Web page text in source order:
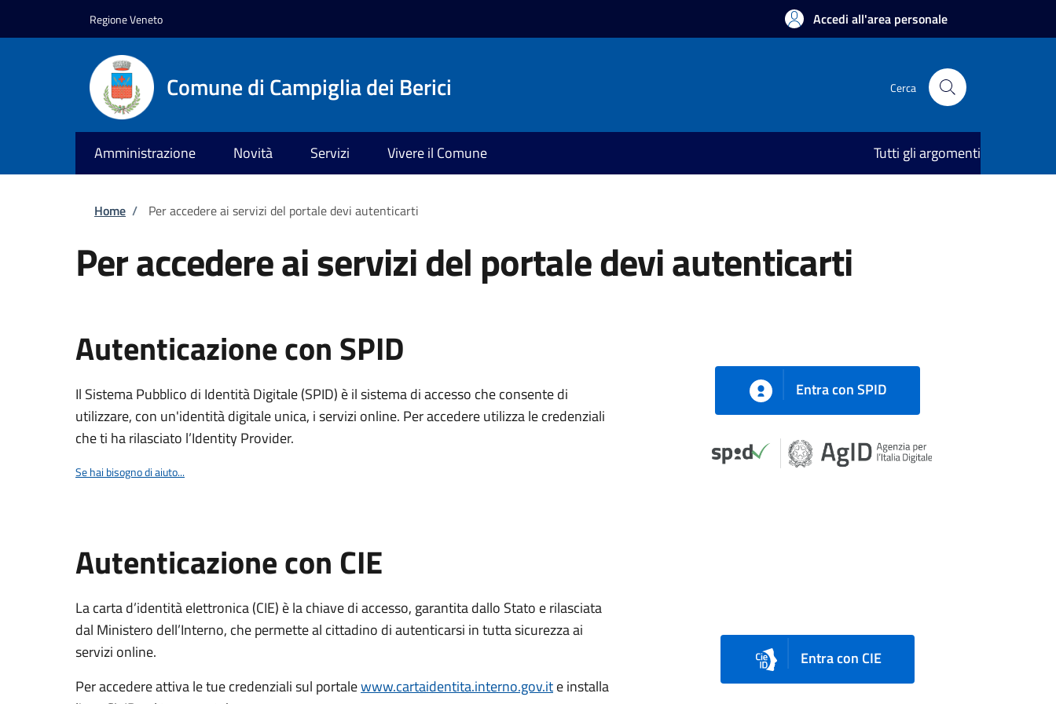
Regione Veneto Accedi all'area personale
Comune di Campiglia dei Berici Cerca
Amministrazione Novità Servizi Vivere il Comune Tutti gli argomenti
Briciole di pane
Home / Per accedere ai servizi del portale devi autenticarti
Per accedere ai servizi del portale devi autenticarti
Autenticazione con SPID
Il Sistema Pubblico di Identità Digitale (SPID) è il sistema di accesso che consente di
utilizzare, con un'identità digitale unica, i servizi online. Per accedere utilizza le credenziali
che ti ha rilasciato l’Identity Provider.
Se hai bisogno di aiuto...
Entra con SPID
Autenticazione con CIE
La carta d’identità elettronica (CIE) è la chiave di accesso, garantita dallo Stato e rilasciata
dal Ministero dell’Interno, che permette al cittadino di autenticarsi in tutta sicurezza ai
servizi online.
Per accedere attiva le tue credenziali sul portalewww.cartaidentita.interno.gov.ite installa
Entra con CIE